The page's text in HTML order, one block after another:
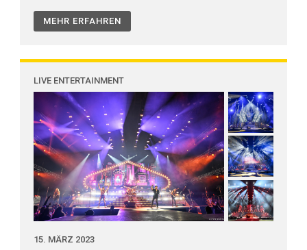
MEHR ERFAHREN
LIVE ENTERTAINMENT
15. MÄRZ 2023